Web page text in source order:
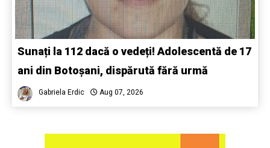
Sunați la 112 dacă o vedeți! Adolescentă de 17
ani din Botoșani, dispărută fără urmă
Gabriela Erdic Aug 07, 2026